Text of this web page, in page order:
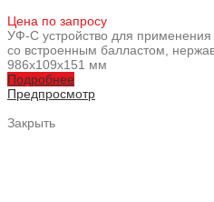
Цена по запросу
УФ-С устройство для
со встроенным балластом,
986x109x151 мм
Подробнее
Предпросмотр
Закрыть